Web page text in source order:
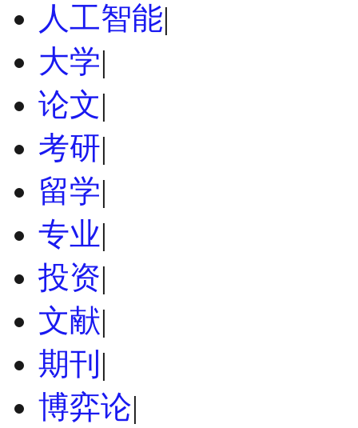
人工智能|
大学|
论文|
考研|
留学|
专业|
投资|
文献|
期刊 |
博弈论|